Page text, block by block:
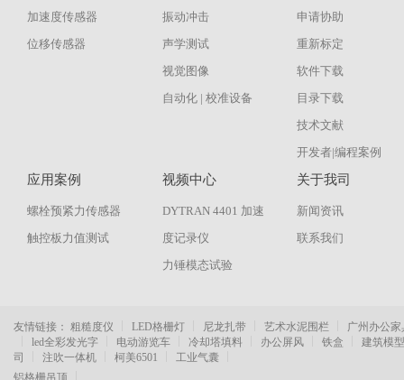
加速度传感器
位移传感器
振动冲击
声学测试
视觉图像
自动化 | 校准设备
申请协助
重新标定
软件下载
目录下载
技术文献
开发者|编程案例
应用案例
螺栓预紧力传感器
触控板力值测试
视频中心
DYTRAN 4401 加速
度记录仪
力锤模态试验
关于我司
新闻资讯
联系我们
友情链接： 粗糙度仪 LED格栅灯 尼龙扎带 艺术水泥围栏
广州办公家
led全彩发光字
电动游览车 冷却塔填料 办公屏风 铁盒
建筑模
司
注吹一体机 柯美6501
工业气囊
铝格栅吊顶